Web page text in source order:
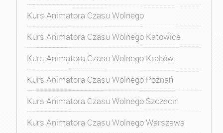
Kurs Animatora Czasu Wolnego
Kurs Animatora Czasu Wolnego Katowice
Kurs Animatora Czasu Wolnego Kraków
Kurs Animatora Czasu Wolnego Poznań
Kurs Animatora Czasu Wolnego Szczecin
Kurs Animatora Czasu Wolnego Warszawa